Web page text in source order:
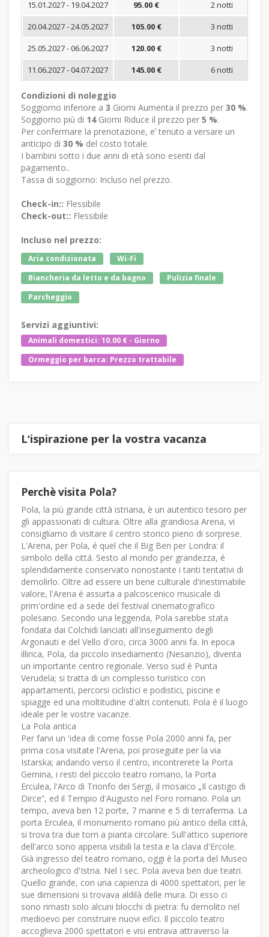
15.01.2027 - 19.04.2027
95.00 €
2 notti
20.04.2027 - 24.05.2027
105.00 €
3 notti
25.05.2027 - 06.06.2027
120.00 €
3 notti
11.06.2027 - 04.07.2027
145.00 € 6 notti
Condizioni di noleggio
Soggiorno inferiore a 3 Giorni Aumenta il prezzo per 30 %.
Soggiorno più di 14Giorni Riduce il prezzo per 5 %.
Per confermare la prenotazione, eʼ tenuto a versare un
anticipo di 30 % del costo totale.
I bambini sotto i due anni di età sono esenti dal
pagamento..
Tassa di soggiorno: Incluso nel prezzo.
Check-in:: Flessibile
Check-out:: Flessibile
Incluso nel prezzo:
Aria condizionata
Wi-Fi
Biancheria da letto e da bagno
Pulizia finale
Parcheggio
Servizi aggiuntivi:
Animali domestici: 10.00 € - Giorno
Ormeggio per barca: Prezzo trattabile
Lʼispirazione per la vostra vacanza
Perchè visita Pola?
Pola, la più grande città istriana, è un autentico tesoro per
gli appassionati di cultura. Oltre alla grandiosa Arena, vi
consigliamo di visitare il centro storico pieno di sorprese.
L'Arena, per Pola, é quel che il Big Ben per Londra: il
simbolo della cittá. Sesto al mondo per grandezza, é
splendidamente conservato nonostante i tanti tentativi di
demolirlo. Oltre ad essere un bene culturale d'inestimabile
valore, l'Arena é assurta a palcoscenico musicale di
prim'ordine ed a sede del festival cinematografico
polesano. Secondo una leggenda, Pola sarebbe stata
fondata dai Colchidi lanciati all'inseguimento degli
Argonauti e del Vello d'oro, circa 3000 anni fa. In epoca
illirica, Pola, da piccolo insediamento (Nesanzio), diventa
un importante centro regionale. Verso sud é Punta
Verudela; si tratta di un complesso turistico con
appartamenti, percorsi ciclistici e podistici, piscine e
spiagge ed una moltitudine d'altri contenuti. Pola é il luogo
ideale per le vostre vacanze.
La Pola antica
Per farvi un 'idea di come fosse Pola 2000 anni fa, per
prima cosa visitate l'Arena, poi proseguite per la via
Istarska; andando verso il centro, incontrerete la Porta
Gemina, i resti del piccolo teatro romano, la Porta
Erculea, l'Arco di Trionfo dei Sergi, il mosaico „Il castigo di
Dirce“, ed il Tempio d'Augusto nel Foro romano. Pola un
tempo, aveva ben 12 porte, 7 marine e 5 di terraferma. La
porta Erculea, il monumento romano più antico della città,
si trova tra due torri a pianta circolare. Sull'attico superiore
dell'arco sono appena visibili la testa e la clava d'Ercole.
Già ingresso del teatro romano, oggi è la porta del Museo
archeologico d'Istria. Nel I sec. Pola aveva ben due teatri.
Quello grande, con una capienza di 4000 spettatori, per le
sue dimensioni si trovava aldilà delle mura. Di esso ci
sono rimasti solo alcuni blocchi di pietra: fu demolito nel
medioevo per construire nuovi eifici. Il piccolo teatro
accoglieva 2000 spettatori e visi entrava attraverso la